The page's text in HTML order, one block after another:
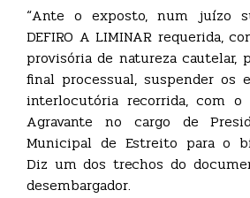
“Ante o exposto, num juízo
DEFIRO A LIMINAR requerida,
provisória de natureza cautelar,
final processual, suspender os
interlocutória recorrida, com
Agravante no cargo de
Municipal de Estreito para o
Diz um dos trechos do
desembargador.